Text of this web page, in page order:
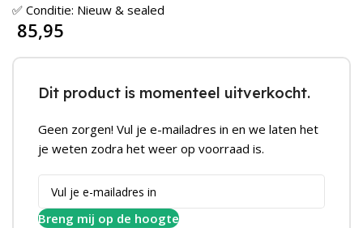
✅ Conditie: Nieuw & sealed
85,95
Dit product is momenteel uitverkocht.
Geen zorgen! Vul je e-mailadres in en we laten het
je weten zodra het weer op voorraad is.
Breng mij op de hoogte